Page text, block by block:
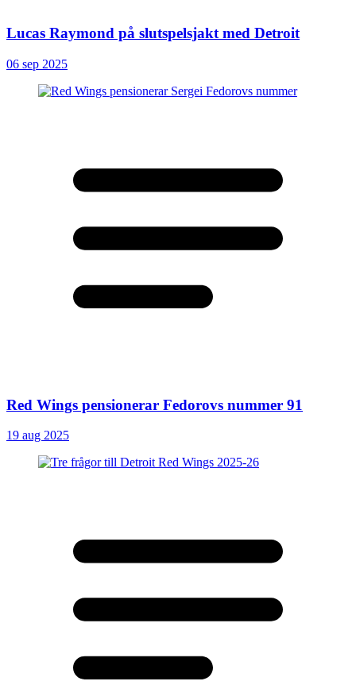
Lucas Raymond på slutspelsjakt med Detroit
06 sep 2025
Red Wings pensionerar Fedorovs nummer 91
19 aug 2025